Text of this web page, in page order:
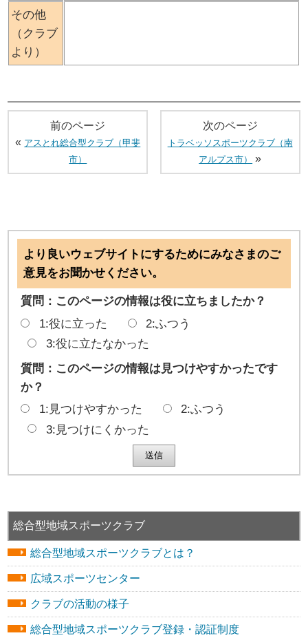
その他
（クラブ
より）
前のページ
« アスとれ総合型クラブ（甲斐
市）
次のページ
トラベッソスポーツクラブ（南
アルプス市）
»
より良いウェブサイトにするためにみなさまのご
意見をお聞かせください。
質問：このページの情報は役に立ちましたか？
1:役に立った
2:ふつう
3:役に立たなかった
質問：このページの情報は見つけやすかったです
か？
1:見つけやすかった
2:ふつう
3:見つけにくかった
総合型地域スポーツクラブ
総合型地域スポーツクラブとは？
広域スポーツセンター
クラブの活動の様子
総合型地域スポーツクラブ登録・認証制度